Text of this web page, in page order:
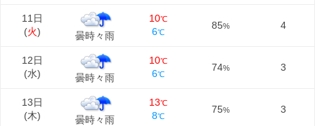
11日
(火) 曇時々雨
10℃
6℃
85% 4
12日
(水) 曇時々雨
10℃
6℃
74% 3
13日
(木) 曇時々雨
13℃
8℃
75% 3